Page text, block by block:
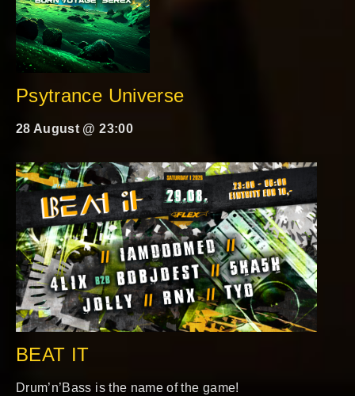
Psytrance Universe
28 August @ 23:00
BEAT IT
Drum’n’Bass is the name of the game!